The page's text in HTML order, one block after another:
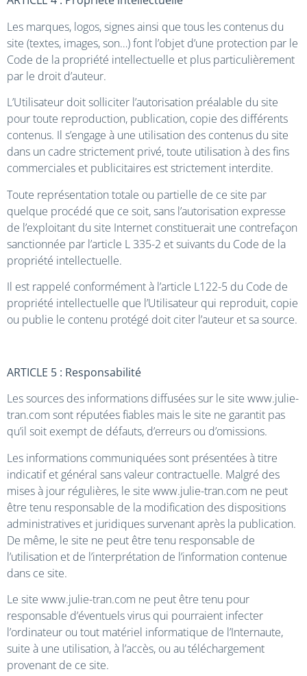
Les marques, logos, signes ainsi que tous les contenus du
site (textes, images, son…) font l’objet d’une protection par le
Code de la propriété intellectuelle et plus particulièrement
par le droit d’auteur.
L’Utilisateur doit solliciter l’autorisation préalable du site
pour toute reproduction, publication, copie des différents
contenus. Il s’engage à une utilisation des contenus du site
dans un cadre strictement privé, toute utilisation à des fins
commerciales et publicitaires est strictement interdite.
Toute représentation totale ou partielle de ce site par
quelque procédé que ce soit, sans l’autorisation expresse
de l’exploitant du site Internet constituerait une contrefaçon
sanctionnée par l’article L 335-2 et suivants du Code de la
propriété intellectuelle.
Il est rappelé conformément à l’article L122-5 du Code de
propriété intellectuelle que l’Utilisateur qui reproduit, copie
ou publie le contenu protégé doit citer l’auteur et sa source.
ARTICLE 5 : Responsabilité
Les sources des informations diffusées sur le site www.julie-
tran.com sont réputées fiables mais le site ne garantit pas
qu’il soit exempt de défauts, d’erreurs ou d’omissions.
Les informations communiquées sont présentées à titre
indicatif et général sans valeur contractuelle. Malgré des
mises à jour régulières, le site www.julie-tran.com ne peut
être tenu responsable de la modification des dispositions
administratives et juridiques survenant après la publication.
De même, le site ne peut être tenu responsable de
l’utilisation et de l’interprétation de l’information contenue
dans ce site.
Le site www.julie-tran.com ne peut être tenu pour
responsable d’éventuels virus qui pourraient infecter
l’ordinateur ou tout matériel informatique de l’Internaute,
suite à une utilisation, à l’accès, ou au téléchargement
provenant de ce site.